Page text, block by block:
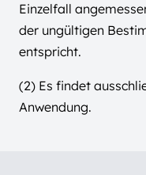
Einzelfall
der ungültigen
entspricht.
(2) Es findet
Anwendung.